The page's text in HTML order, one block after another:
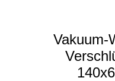
Vakuum-